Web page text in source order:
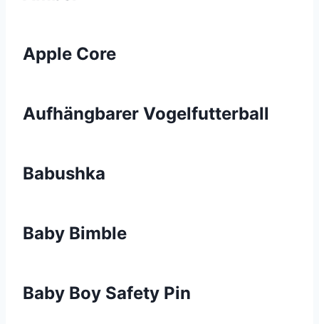
Apple Core
Aufhängbarer Vogelfutterball
Babushka
Baby Bimble
Baby Boy Safety Pin